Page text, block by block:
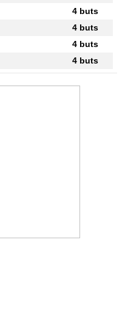
4 buts
4 buts
4 buts
4 buts